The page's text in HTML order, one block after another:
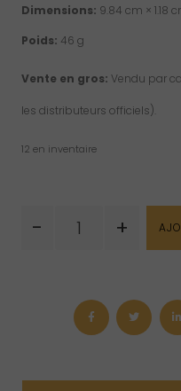
Dimensions: 9.84 cm × 1.18
Poids: 46 g
Vente en gros: Vendu par
les distributeurs officiels).
12 en inventaire
-
de
+